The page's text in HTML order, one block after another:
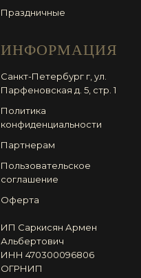
Праздничные
ИНФОРМАЦИЯ
Санкт-Петербург г, ул.
Парфеновская д. 5, стр. 1
Политика
конфиденциальности
Партнерам
Пользовательское
соглашение
Оферта
ИП Саркисян Армен
Альбертович
ИНН 470300096806
ОГРНИП